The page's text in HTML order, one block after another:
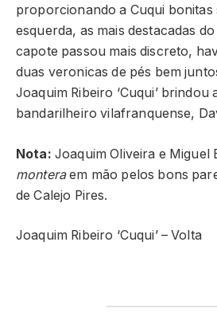
proporcionando a Cuqui bonitas
esquerda, as mais destacadas
capote passou mais discreto,
duas veronicas de pés bem
Joaquim Ribeiro ‘Cuqui’ brindou
bandarilheiro vilafranquense,
Nota: Joaquim Oliveira e Miguel
monteraem mão pelos bons
de Calejo Pires.
Joaquim Ribeiro ‘Cuqui’ – Volta